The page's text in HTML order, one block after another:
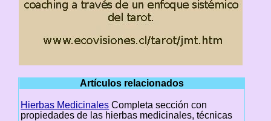
Artículos relacionados
Hierbas Medicinales Completa sección con
propiedades de las hierbas medicinales, técnicas